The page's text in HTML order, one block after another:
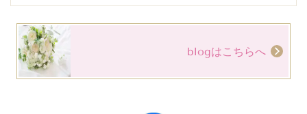
blogはこちらへ